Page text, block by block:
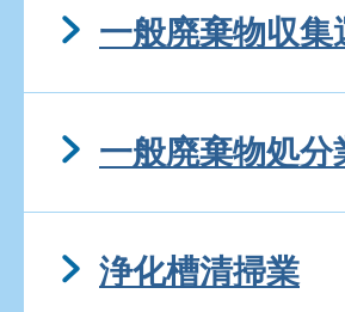
一般廃棄物収集
一般廃棄物処分
浄化槽清掃業